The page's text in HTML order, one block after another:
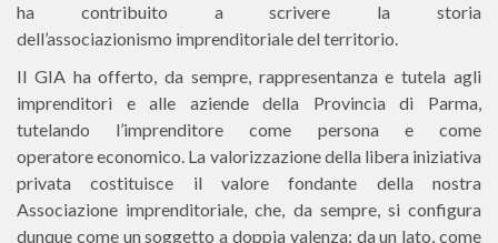
ha contribuito a scrivere la storia
dell’associazionismo imprenditoriale del territorio.
Il GIA ha offerto, da sempre, rappresentanza e tutela agli
imprenditori e alle aziende della Provincia di Parma,
tutelando l’imprenditore come persona e come
operatore economico. La valorizzazione della libera iniziativa
privata costituisce il valore fondante della nostra
Associazione imprenditoriale, che, da sempre, si configura
dunque come un soggetto a doppia valenza: da un lato, come